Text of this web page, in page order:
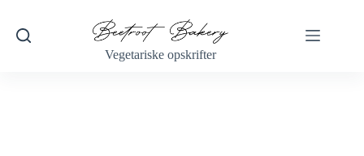
indhold
Vegetariske opskrifter